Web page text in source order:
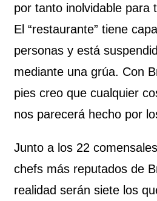
por tanto inolvidable para
El “restaurante” tiene
personas y está
mediante una grúa. Con
pies creo que cualquier
nos parecerá hecho por
Junto a los 22
chefs más reputados de
realidad serán siete los